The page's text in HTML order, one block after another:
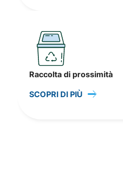
Raccolta di prossimità
SCOPRI DI PIÙ